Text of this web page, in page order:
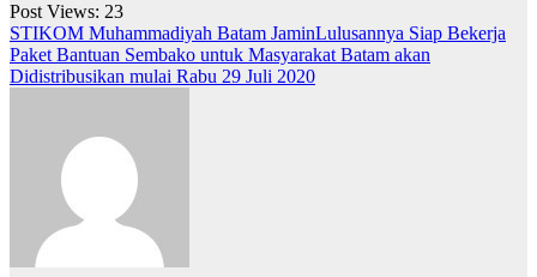
Post Views: 23
Navigasi
pos
STIKOM Muhammadiyah Batam JaminLulusannya Siap Bekerja
Paket Bantuan Sembako untuk Masyarakat Batam akan
Didistribusikan mulai Rabu 29 Juli 2020